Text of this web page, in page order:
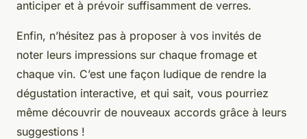
anticiper et à prévoir suffisamment de verres.
Enfin, n’hésitez pas à proposer à vos invités de
noter leurs impressions sur chaque fromage et
chaque vin. C’est une façon ludique de rendre la
dégustation interactive, et qui sait, vous pourriez
même découvrir de nouveaux accords grâce à leurs
suggestions !